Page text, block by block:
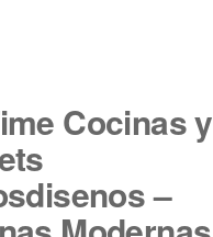
Cocinas y
–